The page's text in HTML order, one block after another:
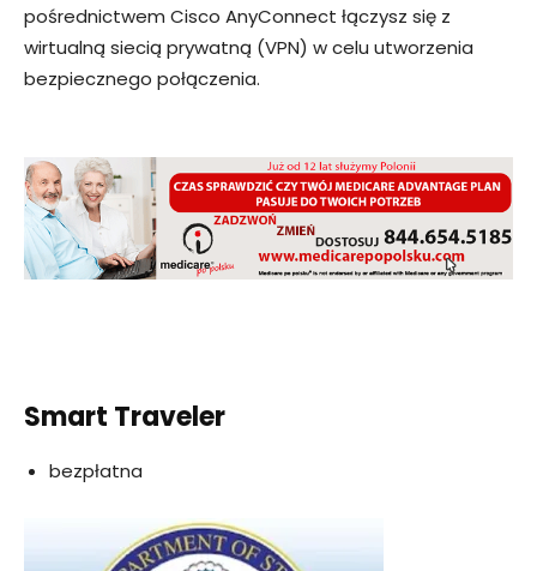
pośrednictwem Cisco AnyConnect łączysz się z
wirtualną siecią prywatną (VPN) w celu utworzenia
bezpiecznego połączenia.
Smart Traveler
bezpłatna